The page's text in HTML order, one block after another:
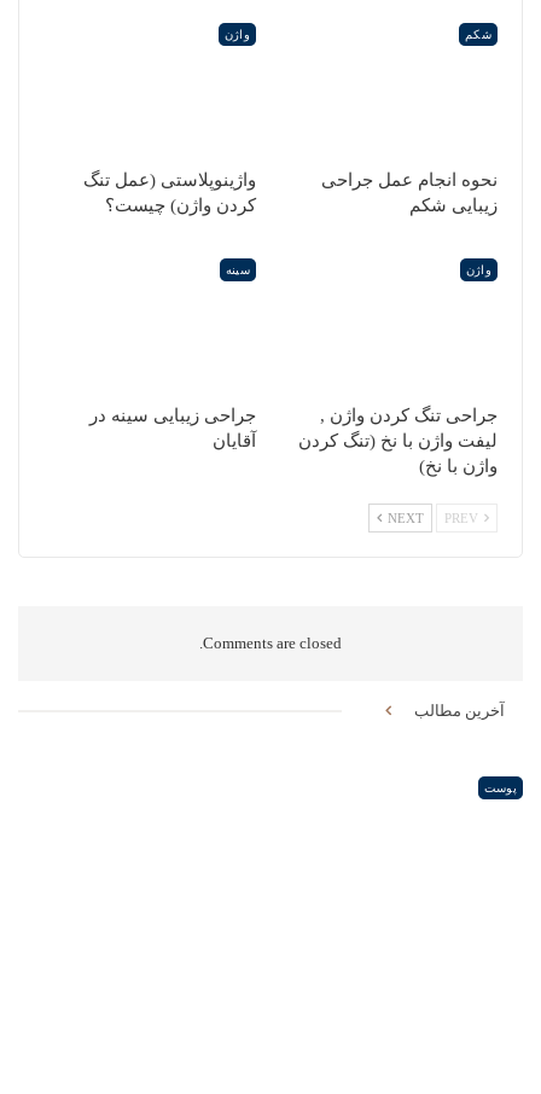
شکم
نحوه انجام عمل جراحی
زیبایی شکم
واژن
واژینوپلاستی (عمل تنگ
کردن واژن) چیست؟
واژن
جراحی تنگ کردن واژن ,
لیفت واژن با نخ (تنگ کردن
واژن با نخ)
سینه
جراحی زیبایی سینه در
آقایان
NEXT
Comments are closed.
آخرین مطالب
پوست